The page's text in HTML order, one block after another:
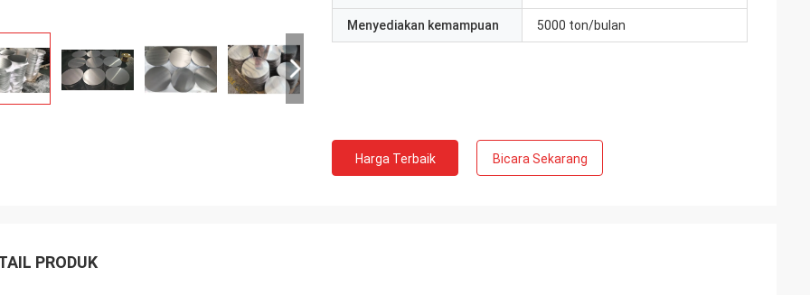
Menyediakan kemampuan 5000 ton/bulan
Harga Terbaik Bicara Sekarang
PRODUK